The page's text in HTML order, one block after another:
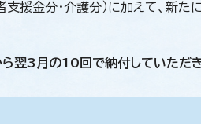
金分・介護分）に加えて、新た
翌3月の10回で納付していただき